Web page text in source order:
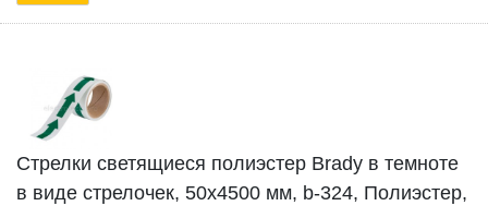
Стрелки светящиеся полиэстер Brady в темноте
в виде стрелочек, 50x4500 мм, b-324, Полиэстер,